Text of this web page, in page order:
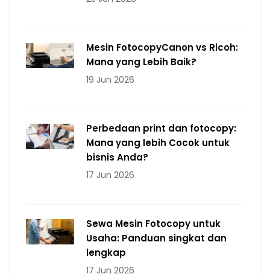
Mesin FotocopyCanon vs Ricoh:
Mana yang Lebih Baik?
19 Jun 2026
Perbedaan print dan fotocopy:
Mana yang lebih Cocok untuk
bisnis Anda?
17 Jun 2026
Sewa Mesin Fotocopy untuk
Usaha: Panduan singkat dan
lengkap
17 Jun 2026